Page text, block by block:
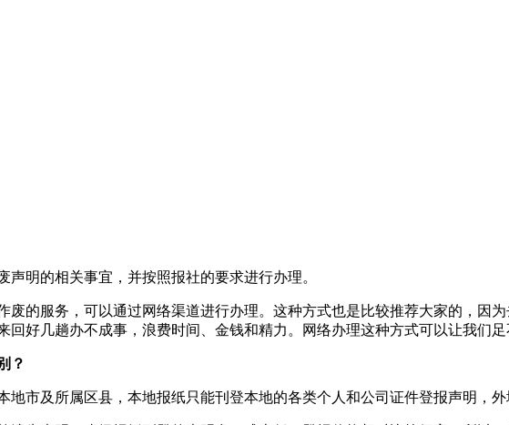
明的相关事宜，并按照报社的要求进行办理。
废的服务，可以通过网络渠道进行办理。这种方式也是比较推荐大家的，因
好几趟办不成事，浪费时间、金钱和精力。网络办理这种方式可以让我们足
？
市及所属区县，本地报纸只能刊登本地的各类个人和公司证件登报声明，外